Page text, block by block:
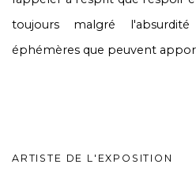
toujours malgré
éphémères que peuvent
ARTISTE DE L'EXPOSITION